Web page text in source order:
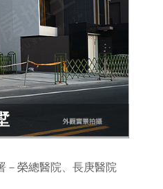
－榮總醫院、長庚醫院